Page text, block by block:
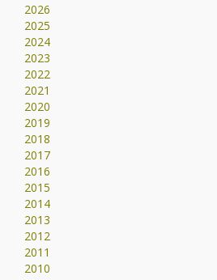
2026
2025
2024
2023
2022
2021
2020
2019
2018
2017
2016
2015
2014
2013
2012
2011
2010